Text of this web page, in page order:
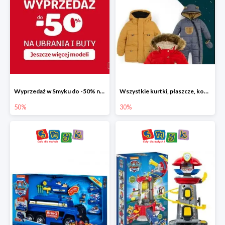
Wyprzedaż w Smyku do -50% na ubrania i buty
50%
Wszystkie kurtki, płaszcze, kombinezony i spodnie narciarskie -30%
30%